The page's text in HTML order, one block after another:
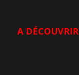
A DÉCOUVRIR